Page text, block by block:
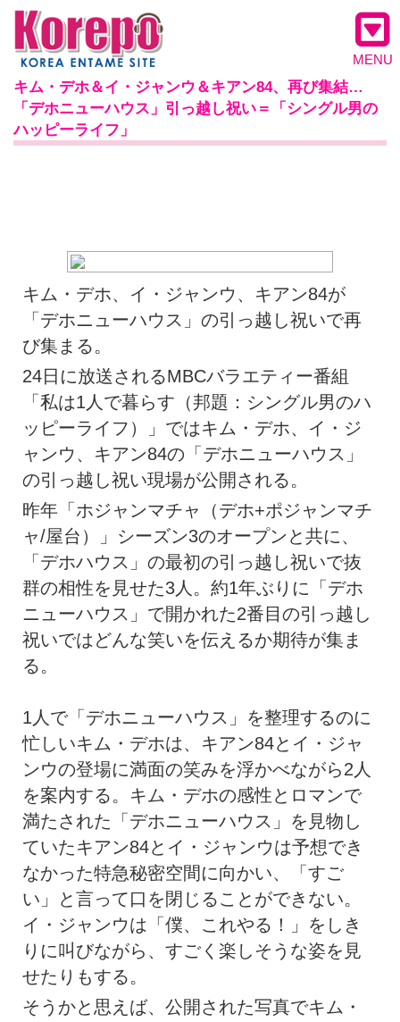
MENU
キム・デホ＆イ・ジャンウ＆キアン84、再び集結…
「デホニューハウス」引っ越し祝い＝「シングル男の
ハッピーライフ」
キム・デホ、イ・ジャンウ、キアン84が
「デホニューハウス」の引っ越し祝いで再
び集まる。
24日に放送されるMBCバラエティー番組
「私は1人で暮らす（邦題：シングル男のハ
ッピーライフ）」ではキム・デホ、イ・ジ
ャンウ、キアン84の「デホニューハウス」
の引っ越し祝い現場が公開される。
昨年「ホジャンマチャ（デホ+ポジャンマチ
ャ/屋台）」シーズン3のオープンと共に、
「デホハウス」の最初の引っ越し祝いで抜
群の相性を見せた3人。約1年ぶりに「デホ
ニューハウス」で開かれた2番目の引っ越し
祝いではどんな笑いを伝えるか期待が集ま
る。
1人で「デホニューハウス」を整理するのに
忙しいキム・デホは、キアン84とイ・ジャ
ンウの登場に満面の笑みを浮かべながら2人
を案内する。キム・デホの感性とロマンで
満たされた「デホニューハウス」を見物し
ていたキアン84とイ・ジャンウは予想でき
なかった特急秘密空間に向かい、「すご
い」と言って口を閉じることができない。
イ・ジャンウは「僕、これやる！」をしき
りに叫びながら、すごく楽しそうな姿を見
せたりもする。
そうかと思えば、公開された写真でキム・